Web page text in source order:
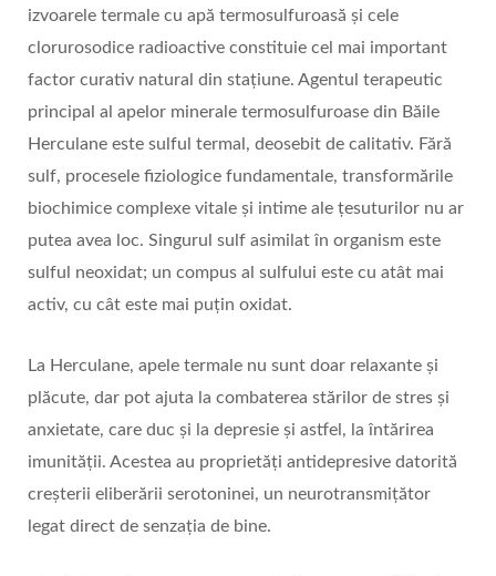
izvoarele termale cu apă termosulfuroasă și cele
clorurosodice radioactive constituie cel mai important
factor curativ natural din stațiune. Agentul terapeutic
principal al apelor minerale termosulfuroase din Băile
Herculane este sulful termal, deosebit de calitativ. Fără
sulf, procesele fiziologice fundamentale, transformările
biochimice complexe vitale și intime ale țesuturilor nu ar
putea avea loc. Singurul sulf asimilat în organism este
sulful neoxidat; un compus al sulfului este cu atât mai
activ, cu cât este mai puțin oxidat.
La Herculane, apele termale nu sunt doar relaxante și
plăcute, dar pot ajuta la combaterea stărilor de stres și
anxietate, care duc și la depresie și astfel, la întărirea
imunității. Acestea au proprietăți antidepresive datorită
creșterii eliberării serotoninei, un neurotransmițător
legat direct de senzația de bine.